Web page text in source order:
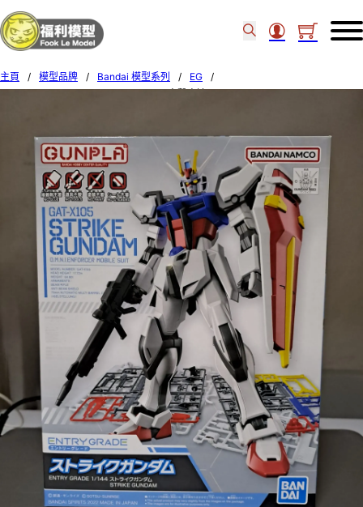
主頁 / 模型品牌 / Bandai 模型系列 / EG
/